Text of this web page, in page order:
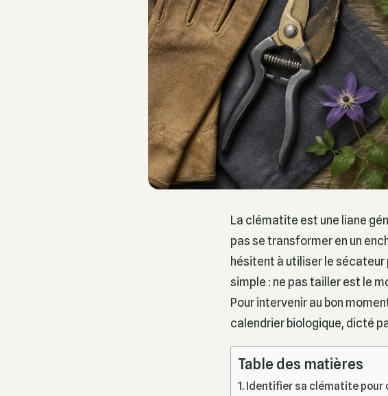
La clématite est une liane
pas se transformer en un
hésitent à utiliser le
simple : ne pas tailler est le
Pour intervenir au bon
calendrier biologique, dicté
Table des matières
Identifier sa clématite pour